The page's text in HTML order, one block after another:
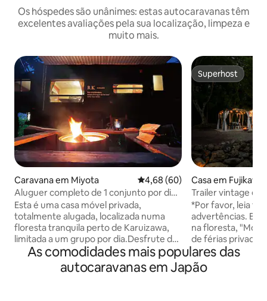
Os hóspedes são unânimes: estas autocaravanas têm
excelentes avaliações pela sua localização, limpeza e
muito mais.
Caravana em Miyota Classificação média de 4,68
4,68 (60)
Aluguer completo de 1 conjunto por dia,
limitado – a 10 minutos de Karuizawa |
Refúgio na floresta para desfrutar de
sauna, fogueira e churrasco
Esta é uma casa móvel privada,
totalmente alugada, localizada numa
floresta tranquila perto de Karuizawa,
limitada a um grupo por dia.Desfrute de
uma estadia relaxante na floresta,
rodeado pela natureza. A cerca de 10
minutos de carro da zona de Karuizawa.
Superhost
Superhost
Casa em
Trailer vintage e
(limitado a um
*Por favor, leia
advertências. Bem-vindo à base secreta
na floresta, "Motosu Base"
de férias privado
caravana vintage com
barulho, alivie o
floresta e
As comodidades mais populares das
autocaravanas em Japão